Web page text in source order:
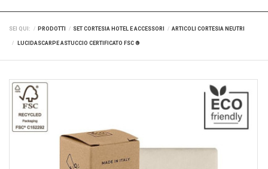
SEI QUI: PRODOTTI SET CORTESIA HOTEL E ACCESSORI ARTICOLI CORTESIA NEUTRI
LUCIDASCARPE ASTUCCIO CERTIFICATO FSC ®